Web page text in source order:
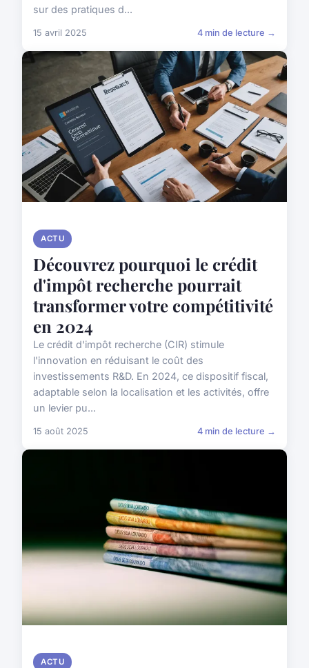
sur des pratiques d...
15 avril 2025 4 min de lecture →
ACTU
Découvrez pourquoi le crédit
d'impôt recherche pourrait
transformer votre compétitivité
en 2024
Le crédit d'impôt recherche (CIR) stimule
l'innovation en réduisant le coût des
investissements R&D. En 2024, ce dispositif fiscal,
adaptable selon la localisation et les activités, offre
un levier pu...
15 août 2025 4 min de lecture →
ACTU